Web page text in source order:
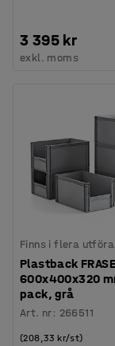
3 395 kr
exkl. moms
Finns i flera
Plastback
600x400x320
pack, grå
Art. nr: 266511
(208,33 kr/st)